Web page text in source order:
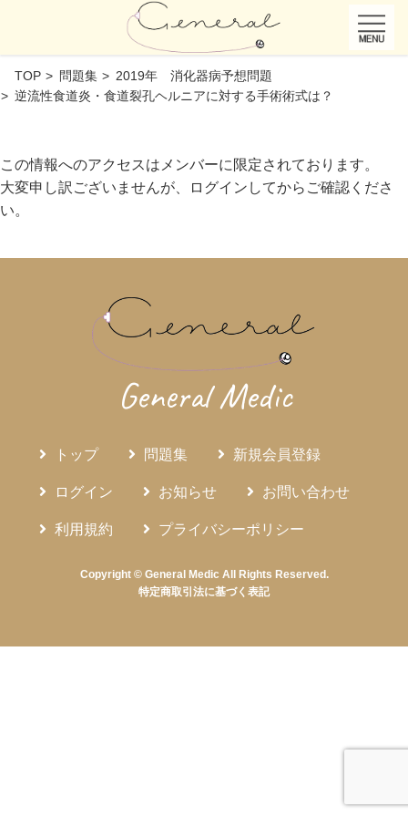
TOP 問題集
2019年 消化器病予想問題
逆流性食道炎・食道裂孔ヘルニアに対する手術術式は？
この情報へのアクセスはメンバーに限定されております。
大変申し訳ございませんが、ログインしてからご確認くださ
い。
General Medic
トップ 問題集 新規会員登録
ログイン お知らせ お問い合わせ
利用規約 プライバシーポリシー
Copyright © General Medic All Rights Reserved.
特定商取引法に基づく表記